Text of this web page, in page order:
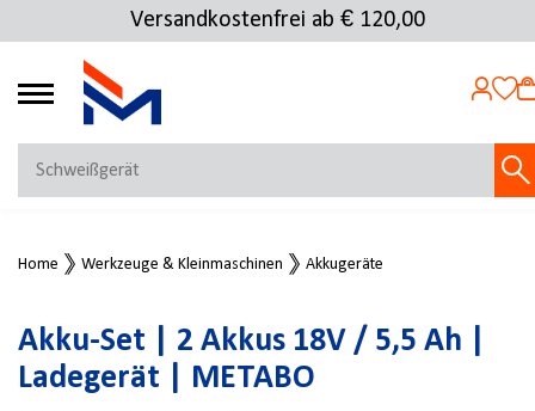
Versandkostenfrei ab € 120,00
4.69
MEIN KONTO
Jetzt anmelden
NEU BEI FMOSER?
Jetzt registrieren
Home Werkzeuge & Kleinmaschinen Akkugeräte
Akku-Set | 2 Akkus 18V / 5,5 Ah |
Ladegerät | METABO